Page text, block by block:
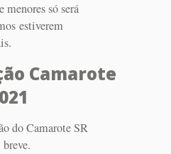
menores só será
estiverem
Camarote
do Camarote SR